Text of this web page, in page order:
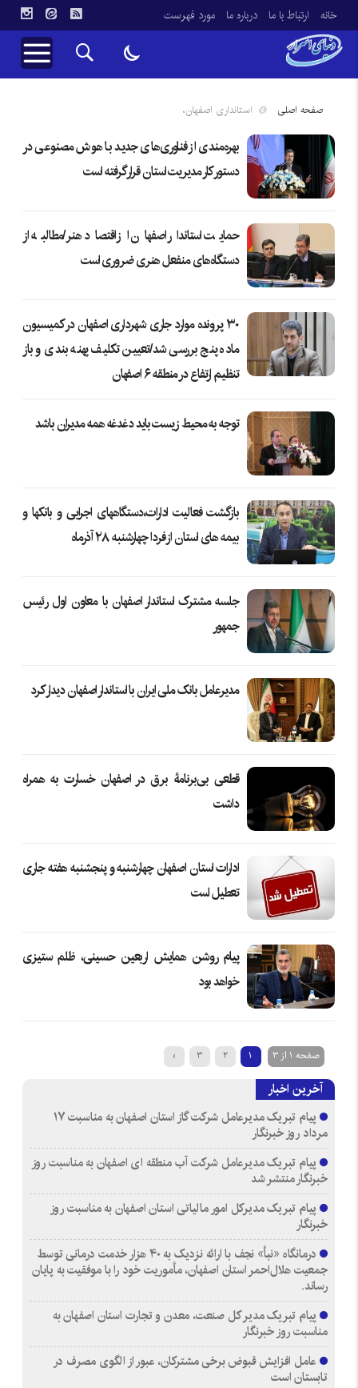
خانه ارتباط با ما درباره ما مورد فهرست
صفحه اصلی استانداری اصفهان،
بهره‌مندی از فناوری‌های جدید با هوش مصنوعی در
دستور کار مدیریت استان قرار گرفته است
حمایت استاندار اصفهان از اقتصاد هنر/مطالبه از
دستگاه‌های منفعل هنری ضروری است
۳۰ پرونده موارد جاری شهرداری اصفهان در کمیسیون
ماده پنج بررسی شد/تعیین تکلیف پهنه بندی و باز
تنظیم ارتفاع در منطقه ۶ اصفهان
توجه به محیط زیست باید دغدغه همه مدیران باشد
بازگشت فعالیت ادارات،دستگاههای اجرایی و بانکها و
بیمه های استان از فردا چهارشنبه ۲۸ آذرماه
جلسه مشترک استاندار اصفهان با معاون اول رئیس
جمهور
مدیرعامل بانک ملی ایران با استاندار اصفهان دیدار کرد
قطعی بی‌برنامۀ برق در اصفهان خسارت به همراه
داشت
ادارات استان اصفهان چهارشنبه و پنجشنبه هفته جاری
تعطیل است
پیام روشن همایش اربعین حسینی، ظلم ستیزی
خواهد بود
صفحه 1 از 3 1
2
3
›
آخرین اخبار
پیام تبریک مدیرعامل شرکت گاز استان اصفهان به مناسبت ۱۷
مرداد روز خبرنگار
پیام تبریک مدیرعامل شرکت آب منطقه ای اصفهان به مناسبت روز
خبرنگار منتشر شد
پیام تبریک مدیرکل امور مالیاتی استان اصفهان به مناسبت روز
خبرنگار
درمانگاه «نبأ» نجف با ارائه نزدیک به ۴۰ هزار خدمت درمانی توسط
جمعیت هلال‌احمر استان اصفهان، مأموریت خود را با موفقیت به پایان
رساند.
پیام تبریک مدیر کل صنعت، معدن و تجارت استان اصفهان به
مناسبت روز خبرنگار
عامل افزایش قبوض برخی مشترکان، عبور از الگوی مصرف در
تابستان است